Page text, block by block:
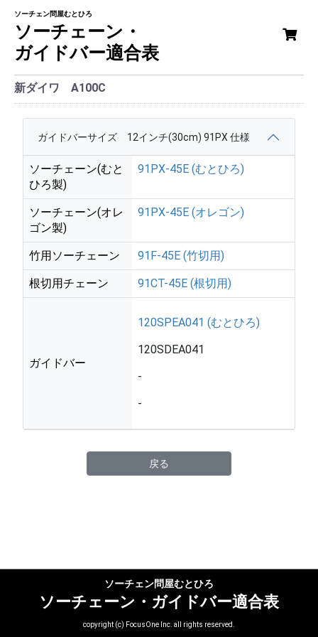
ソーチェン問屋むとひろ
ソーチェーン・
ガイドバー適合表
新ダイワ A100C
ガイドバーサイズ 12インチ(30cm) 91PX 仕様
ソーチェーン(むと
ひろ製)
91PX-45E (むとひろ)
ソーチェーン(オレ
ゴン製)
91PX-45E (オレゴン)
竹用ソーチェーン 91F-45E (竹切用)
根切用チェーン 91CT-45E (根切用)
ガイドバー
120SPEA041 (むとひろ)
120SDEA041
-
-
戻る
ソーチェン問屋むとひろ
ソーチェーン・ガイドバー適合表
copyright (c) FocusOne Inc. all rights reserved.